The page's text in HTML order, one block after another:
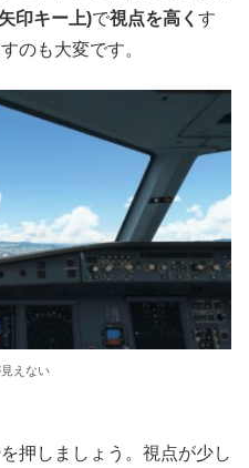
印キー上)で視点を高く す
のも大変です。
えない
を押しましょう。視点が少し